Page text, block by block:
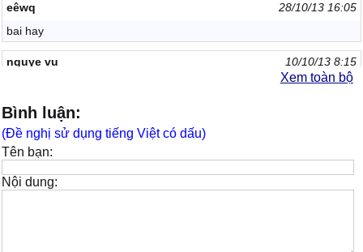
eêwq
28/10/13 16:05
bai hay
nguye vu
10/10/13 8:15
Tiên Cảnh
hehe , hay thật
bai nay nghe tam z thui
Xem toàn bộ
Bình luận:
(Đề nghị sử dụng tiếng Việt có dấu)
Tên bạn:
Nội dung: